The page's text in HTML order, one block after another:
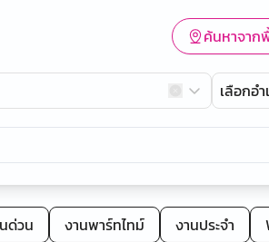
ค้นหาจาก
เลือกอ
ด่วน งานพาร์ทไทม์ งานประจำ